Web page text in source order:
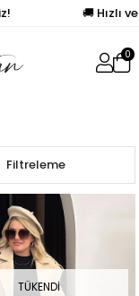
🚚 Hızlı
0
Filtreleme
TÜKENDI